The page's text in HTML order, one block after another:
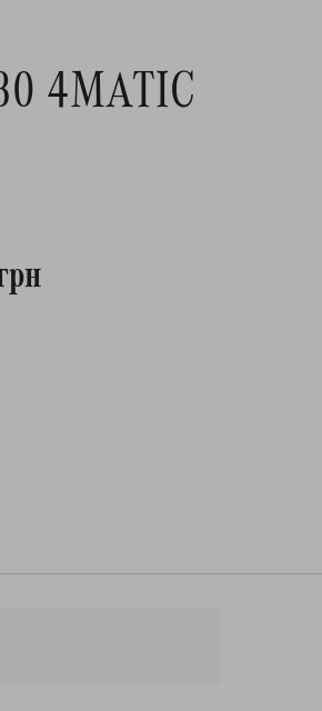
4MATIC